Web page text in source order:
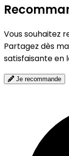
Vous souhaitez
Partagez dès
satisfaisante en
Je recommande